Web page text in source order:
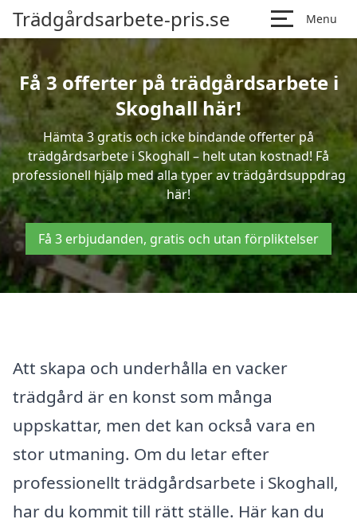
Trädgårdsarbete-pris.se Menu
Få 3 offerter på trädgårdsarbete i
Skoghall här!
Hämta 3 gratis och icke bindande offerter på
trädgårdsarbete i Skoghall – helt utan kostnad! Få
professionell hjälp med alla typer av trädgårdsuppdrag
här!
Få 3 erbjudanden, gratis och utan förpliktelser
Att skapa och underhålla en vacker
trädgård är en konst som många
uppskattar, men det kan också vara en
stor utmaning. Om du letar efter
professionellt trädgårdsarbete i Skoghall,
har du kommit till rätt ställe. Här kan du